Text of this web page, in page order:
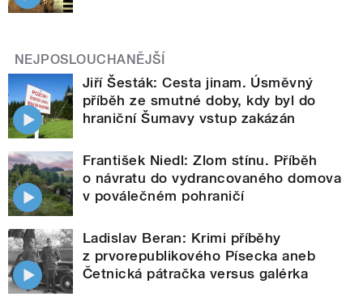
NEJPOSLOUCHANĚJŠÍ
Jiří Šesták: Cesta jinam. Úsměvný
příběh ze smutné doby, kdy byl do
hraniční Šumavy vstup zakázán
František Niedl: Zlom stínu. Příběh
o návratu do vydrancovaného domova
v poválečném pohraničí
Ladislav Beran: Krimi příběhy
z prvorepublikového Písecka aneb
Četnická pátračka versus galérka